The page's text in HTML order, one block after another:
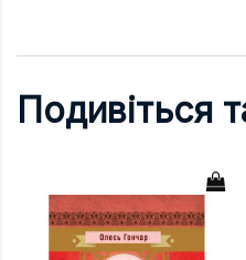
Подивіться